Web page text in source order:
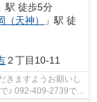
」駅 徒歩5分
（天神）
」駅 徒
２丁目10-11
きますようお願いし
♪ 092-409-2739で